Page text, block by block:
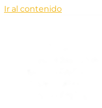
Ir al contenido